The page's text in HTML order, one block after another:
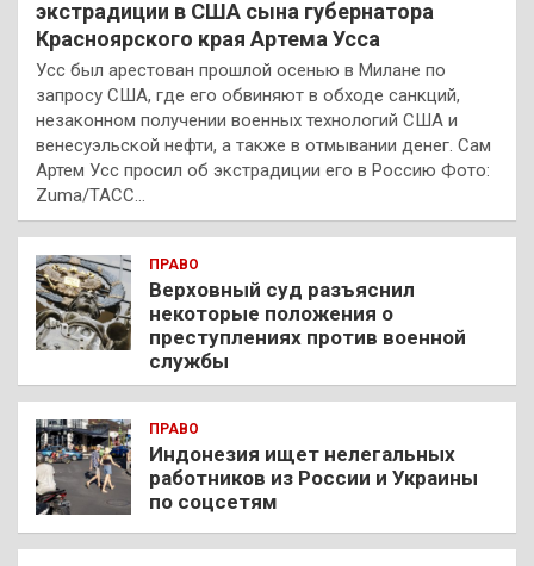
экстрадиции в США сына губернатора
Красноярского края Артема Усса
Усс был арестован прошлой осенью в Милане по
запросу США, где его обвиняют в обходе санкций,
незаконном получении военных технологий США и
венесуэльской нефти, а также в отмывании денег. Сам
Артем Усс просил об экстрадиции его в Россию Фото:
Zuma/ТАСС…
ПРАВО
Верховный суд разъяснил
некоторые положения о
преступлениях против военной
службы
ПРАВО
Индонезия ищет нелегальных
работников из России и Украины
по соцсетям